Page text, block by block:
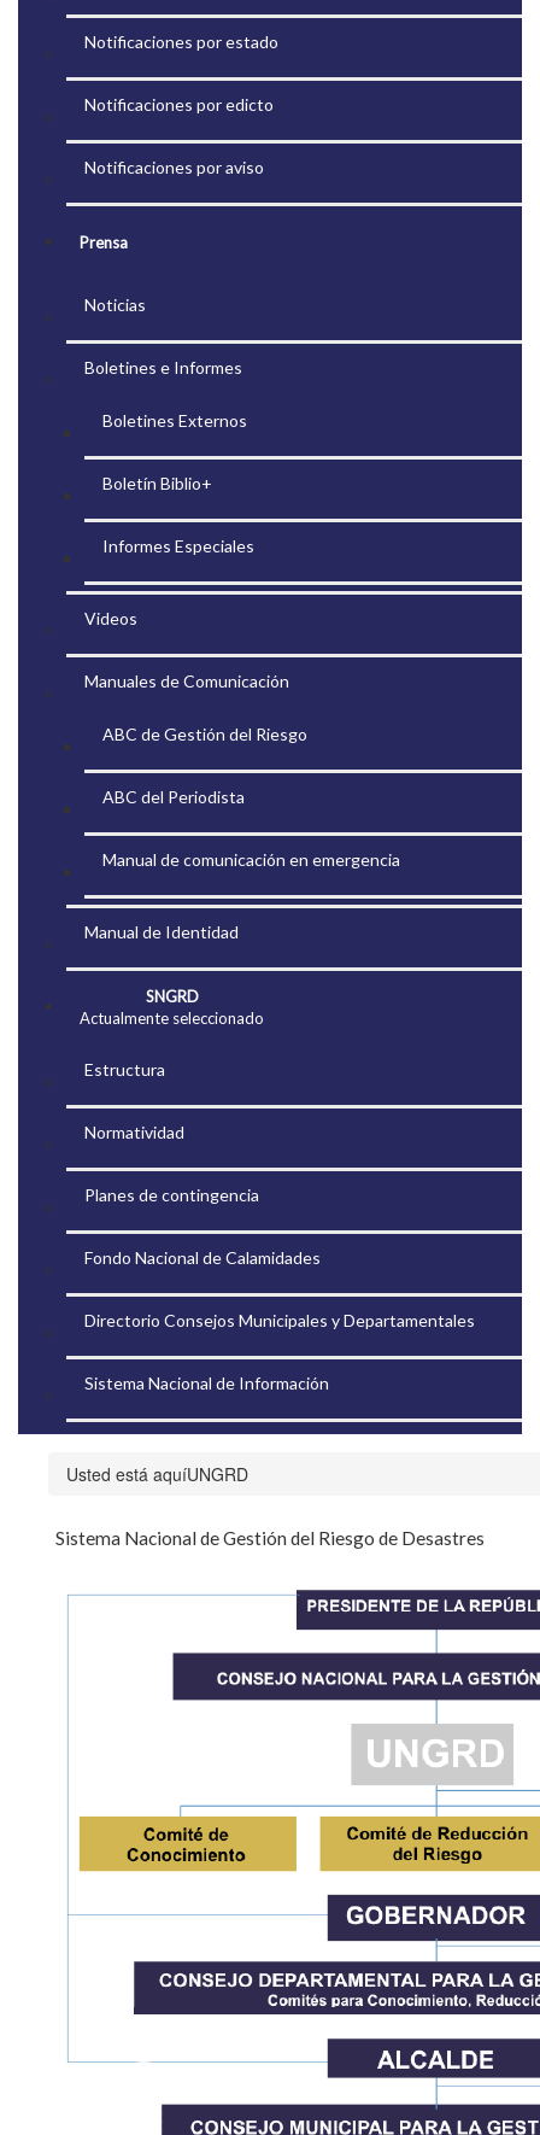
Notificaciones por estado
Notificaciones por edicto
Notificaciones por aviso
Prensa
Noticias
Boletines e Informes
Boletines Externos
Boletín Biblio+
Informes Especiales
Videos
Manuales de Comunicación
ABC de Gestión del Riesgo
ABC del Periodista
Manual de comunicación en emergencia
Manual de Identidad
SNGRD
Actualmente seleccionado
Estructura
Normatividad
Planes de contingencia
Fondo Nacional de Calamidades
Directorio Consejos Municipales y Departamentales
Sistema Nacional de Información
UNGRD
​Sistema Nacional de Gestión del Riesgo de Desastres